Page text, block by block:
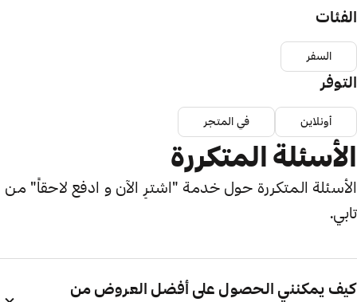
الفئات
السفر
التوفر
أونلاين في المتجر
الأسئلة المتكررة
الأسئلة المتكررة حول خدمة "اشترِ الآن و ادفع لاحقاً" من
تابي.
كيف يمكنني الحصول على أفضل العروض من